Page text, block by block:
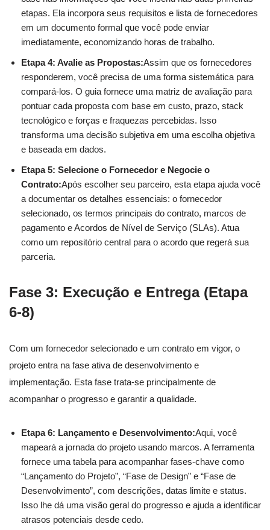
etapas. Ela incorpora seus requisitos e lista de fornecedores
em um documento formal que você pode enviar
imediatamente, economizando horas de trabalho.
Etapa 4: Avalie as Propostas:Assim que os fornecedores
responderem, você precisa de uma forma sistemática para
compará-los. O guia fornece uma matriz de avaliação para
pontuar cada proposta com base em custo, prazo, stack
tecnológico e forças e fraquezas percebidas. Isso
transforma uma decisão subjetiva em uma escolha objetiva
e baseada em dados.
Etapa 5: Selecione o Fornecedor e Negocie o
Contrato:Após escolher seu parceiro, esta etapa ajuda você
a documentar os detalhes essenciais: o fornecedor
selecionado, os termos principais do contrato, marcos de
pagamento e Acordos de Nível de Serviço (SLAs). Atua
como um repositório central para o acordo que regerá sua
parceria.
Fase 3: Execução e Entrega (Etapa
6-8)
Com um fornecedor selecionado e um contrato em vigor, o
projeto entra na fase ativa de desenvolvimento e
implementação. Esta fase trata-se principalmente de
acompanhar o progresso e garantir a qualidade.
Etapa 6: Lançamento e Desenvolvimento:Aqui, você
mapeará a jornada do projeto usando marcos. A ferramenta
fornece uma tabela para acompanhar fases-chave como
“Lançamento do Projeto”, “Fase de Design” e “Fase de
Desenvolvimento”, com descrições, datas limite e status.
Isso lhe dá uma visão geral do progresso e ajuda a identificar
atrasos potenciais desde cedo.